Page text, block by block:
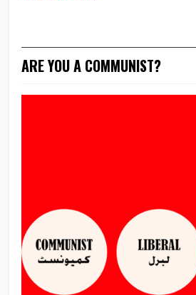
ARE YOU A COMMUNIST?